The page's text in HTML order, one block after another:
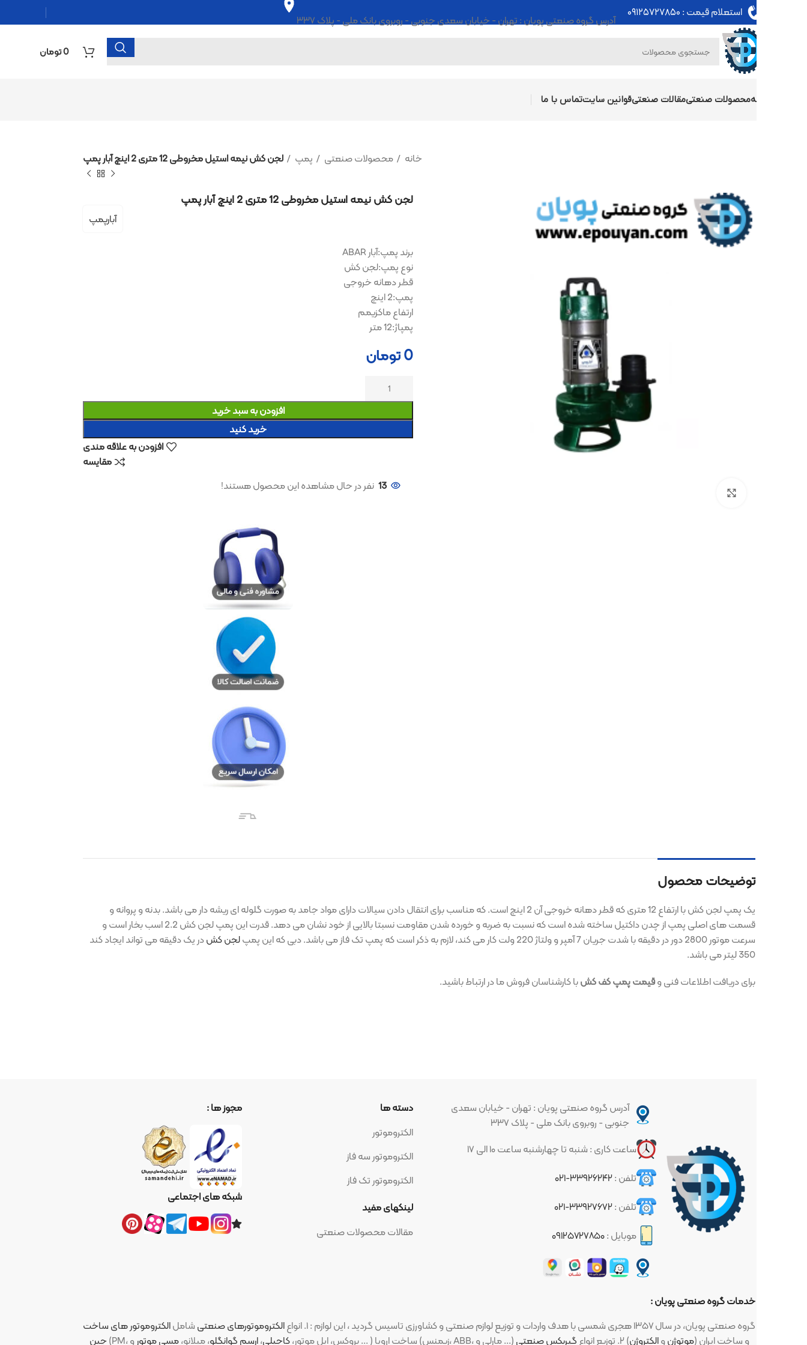
استعلام قیمت :۰۹۱۲۵۷۲۷۸۵۰ آدرس گروه صنعتی پویان : تهران - خیابان سعدی جنوبی - روبروی بانک ملی - پلاک ۳۳۷
0 تومان
محصولات صنعتیمقالات صنعتیقوانین سایتتماس با ما
محصولات صنعتی پمپ لجن کش نیمه استیل مخروطی 12 متری 2 اینچ آبار پمپ
بزرگنمایی تصویر
لجن کش نیمه استیل مخروطی 12 متری 2 اینچ آبار پمپ
نوع پمپ:لجن کش
قطر دهانه خروجی
ارتفاع ماکزیمم
افزودن به سبد خرید
افزودن به علاقه مندی
نفر در حال مشاهده این محصول هستند!
توضیحات محصول
یک پمپ لجن کش با ارتفاع 12 متری که قطر دهانه خروجی آن 2 اینچ است. که مناسب برای انتقال دادن سیالات دارای مواد جامد به صورت گلوله ای ریشه دار می باشد. بدنه و پروانه و
قسمت های اصلی پمپ از چدن داکتیل ساخته شده است که نسبت به ضربه و خورده شدن مقاومت نسبتا بالایی از خود نشان می دهد. قدرت این پمپ لجن کش 2.2 اسب بخار است و
لجن کشدر یک دقیقه می تواند ایجاد کند
برای دریافت اطلاعات فنی وقیمت پمپ کف کشبا کارشناسان فروش ما در ارتباط باشید.
آدرس گروه صنعتی پویان : تهران - خیابان سعدی
جنوبی - روبروی بانک ملی - پلاک ۳۳۷
ساعت کاری : شنبه تا چهارشنبه ساعت ۱۰ الی ۱۷
تلفن :
۳۳۹۲۶۲۴۲-۰۲۱
تلفن :
۳۳۹۲۷۶۷۲-۰۲۱
۰۹۱۲۵۷۲۷۸۵۰
دسته ها
الکتروموتور سه فاز
الکتروموتور تک فاز
لینکهای مفید
مقالات محصولات صنعتی
شبکه های اجتماعی
خدمات گروه صنعتی پویان :
گروه صنعتی پویان، در سال ۱۳۵۷ هجری شمسی با هدف واردات و توزیع لوازم صنعتی و کشاورزی تاسیس گردید ، این لوازم : ۱. انواع
الکتروموتورهای صنعتیشاملالکتروموتور های ساخت
چین
(PM، بروکس، ایل موتور،کاجیلی،ارسم گوانگلو، میلانو،مسی موتور و ... ) ساخت اروپا (زیمنس، ABB، مارلی و ...) و ساخت ایران (موتوژنوالکتروژن) ۲. توزیع انواع گیربکس صنعتی